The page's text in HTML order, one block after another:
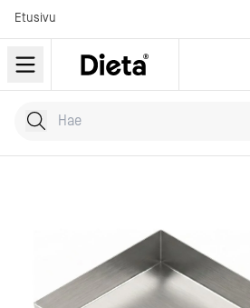
Etusivu
Hae tuotteita
Kirjoita hakusana...